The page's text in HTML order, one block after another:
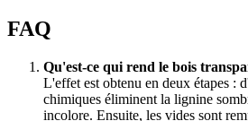
FAQ
Qu'est-ce qui rend le bois
L'effet est obtenu en deux étapes :
chimiques éliminent la lignine
incolore. Ensuite, les vides sont